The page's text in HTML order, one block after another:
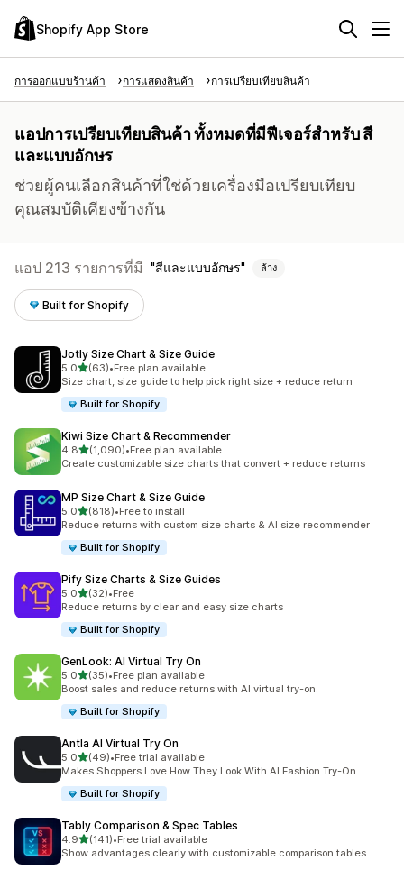
Shopify App Store
การออกแบบร้านค้า การแสดงสินค้า การเปรียบเทียบสินค้า
แอปการเปรียบเทียบสินค้า ทั้งหมดที่มีฟีเจอร์สำหรับ สี
และแบบอักษร
ช่วยผู้คนเลือกสินค้าที่ใช่ด้วยเครื่องมือเปรียบเทียบ
คุณสมบัติเคียงข้างกัน
แอป 213 รายการที่มี สีและแบบอักษร ล้าง
Built for Shopify
Jotly Size Chart & Size Guide
5.0เต็ม 5 ดาว
(63)
ทั้งหมด 63 รีวิว
•Free plan available
Size chart, size guide to help pick right size + reduce return
Built for Shopify
Kiwi Size Chart & Recommender
4.8เต็ม 5 ดาว
(1,090)
ทั้งหมด 1090 รีวิว
•Free plan available
Create customizable size charts that convert + reduce returns
MP Size Chart & Size Guide
5.0เต็ม 5 ดาว
(818)
ทั้งหมด 818 รีวิว
•Free to install
Reduce returns with custom size charts & AI size recommender
Built for Shopify
Pify Size Charts & Size Guides
5.0เต็ม 5 ดาว
(32)
ทั้งหมด 32 รีวิว
•Free
Reduce returns by clear and easy size charts
Built for Shopify
GenLook: AI Virtual Try On
5.0เต็ม 5 ดาว
(35)
ทั้งหมด 35 รีวิว
•Free plan available
Boost sales and reduce returns with AI virtual try-on.
Built for Shopify
Antla AI Virtual Try On
5.0เต็ม 5 ดาว
(49)
ทั้งหมด 49 รีวิว
•Free trial available
Makes Shoppers Love How They Look With AI Fashion Try-On
Built for Shopify
Tably Comparison & Spec Tables
4.9เต็ม 5 ดาว
(141)
ทั้งหมด 141 รีวิว
•Free trial available
Show advantages clearly with customizable comparison tables